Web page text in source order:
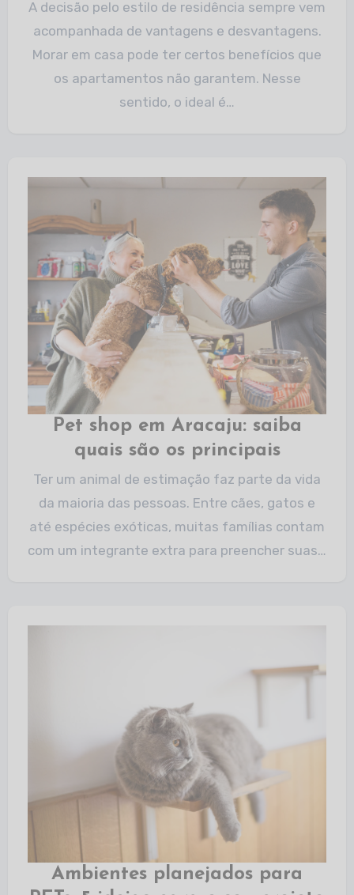
A decisão pelo estilo de residência sempre vem
acompanhada de vantagens e desvantagens.
Morar em casa pode ter certos benefícios que
os apartamentos não garantem. Nesse
sentido, o ideal é…
Pet shop em Aracaju: saiba
quais são os principais
Ter um animal de estimação faz parte da vida
da maioria das pessoas. Entre cães, gatos e
até espécies exóticas, muitas famílias contam
com um integrante extra para preencher suas…
Ambientes planejados para